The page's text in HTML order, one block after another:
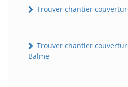
Trouver chantier
Trouver chantier
Balme